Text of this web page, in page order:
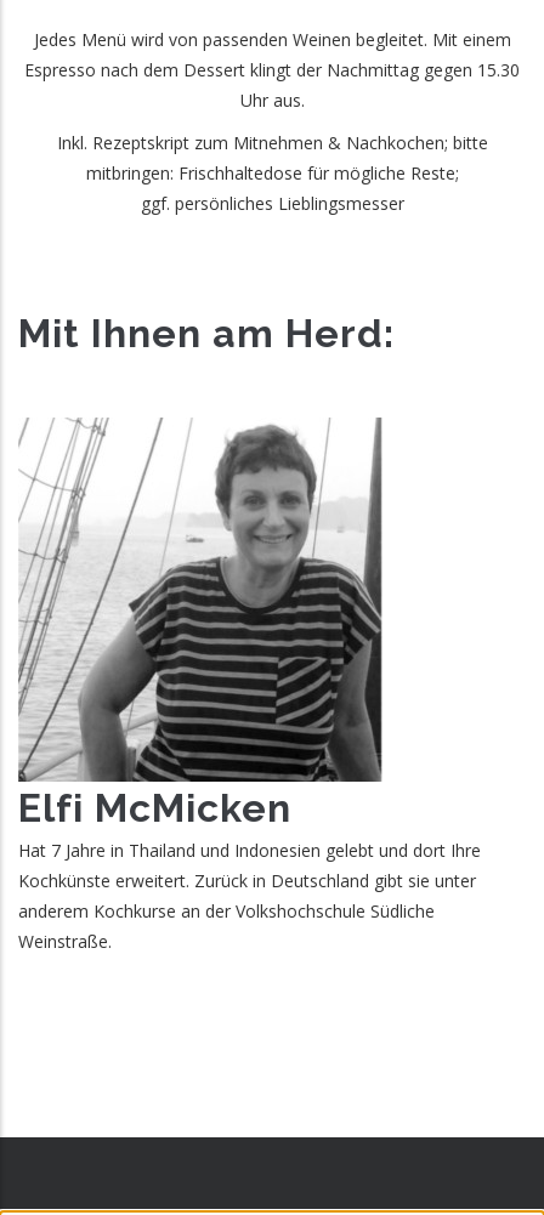
Jedes Menü wird von passenden Weinen begleitet. Mit einem
Espresso nach dem Dessert klingt der Nachmittag gegen 15.30
Uhr aus.
Inkl. Rezeptskript zum Mitnehmen & Nachkochen; bitte
mitbringen: Frischhaltedose für mögliche Reste;
ggf. persönliches Lieblingsmesser
Mit Ihnen am Herd:
Elfi McMicken
Hat 7 Jahre in Thailand und Indonesien gelebt und dort Ihre
Kochkünste erweitert. Zurück in Deutschland gibt sie unter
anderem Kochkurse an der Volkshochschule Südliche
Weinstraße.